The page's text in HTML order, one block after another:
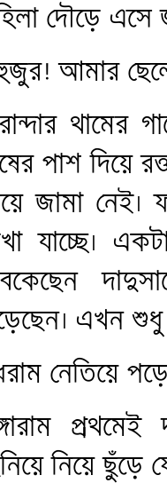
দৌড়ে এসে
আমার
থামের
পাশ দিয়ে
জামা নেই।
যাচ্ছে।
এখন শুধু
নেতিয়ে
নিয়ে ছুঁড়ে